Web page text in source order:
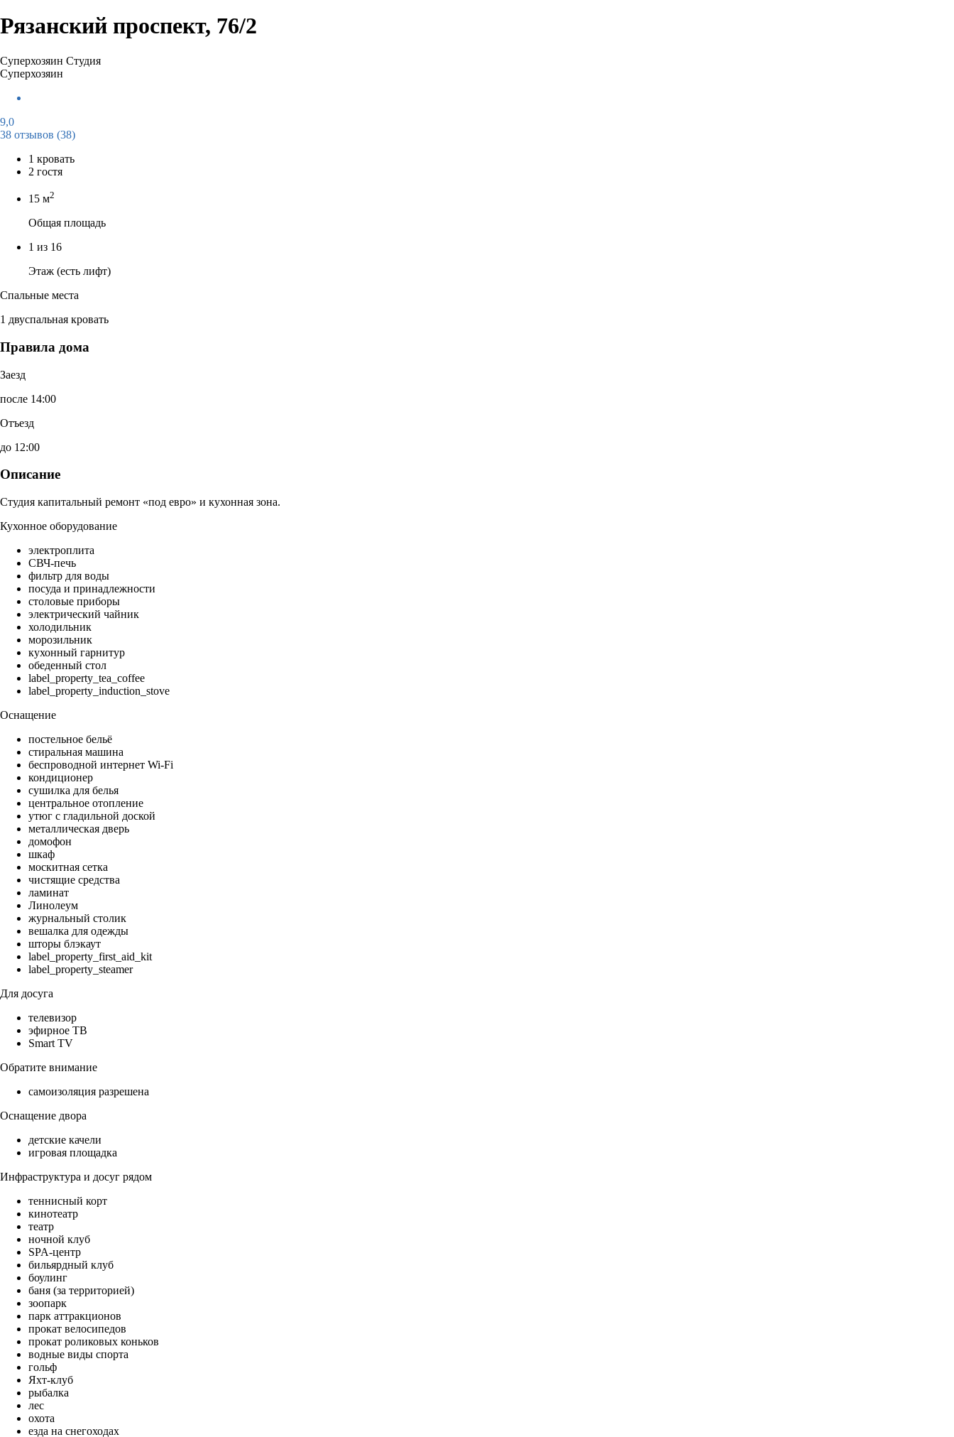
Рязанский проспект, 76/2
Суперхозяин Студия
Суперхозяин
9,0
38 отзывов (38)
1 кровать
2 гостя
15 м2
Общая площадь
1 из 16
Этаж (есть лифт)
Спальные места
1 двуспальная кровать
Правила дома
Заезд
после 14:00
Отъезд
до 12:00
Описание
Студия капитальный ремонт «под евро» и кухонная зона.
Кухонное оборудование
электроплита
СВЧ-печь
фильтр для воды
посуда и принадлежности
столовые приборы
электрический чайник
холодильник
морозильник
кухонный гарнитур
обеденный стол
label_property_tea_coffee
label_property_induction_stove
Оснащение
постельное бельё
стиральная машина
беспроводной интернет Wi-Fi
кондиционер
сушилка для белья
центральное отопление
утюг с гладильной доской
металлическая дверь
домофон
шкаф
москитная сетка
чистящие средства
ламинат
Линолеум
журнальный столик
вешалка для одежды
шторы блэкаут
label_property_first_aid_kit
label_property_steamer
Для досуга
телевизор
эфирное ТВ
Smart TV
Обратите внимание
самоизоляция разрешена
Оснащение двора
детские качели
игровая площадка
Инфраструктура и досуг рядом
теннисный корт
кинотеатр
театр
ночной клуб
SPA-центр
бильярдный клуб
боулинг
баня (за территорией)
зоопарк
парк аттракционов
прокат велосипедов
прокат роликовых коньков
водные виды спорта
гольф
Яхт-клуб
рыбалка
лес
охота
езда на снегоходах